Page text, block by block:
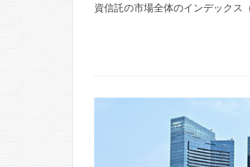
資信託の市場全体のインデックス